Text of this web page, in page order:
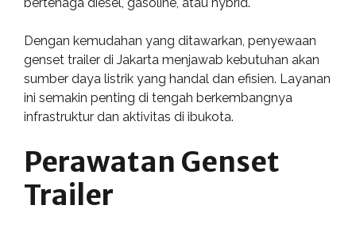
Dengan kemudahan yang ditawarkan, penyewaan
genset trailer di Jakarta menjawab kebutuhan akan
sumber daya listrik yang handal dan efisien. Layanan
ini semakin penting di tengah berkembangnya
infrastruktur dan aktivitas di ibukota.
Perawatan Genset
Trailer